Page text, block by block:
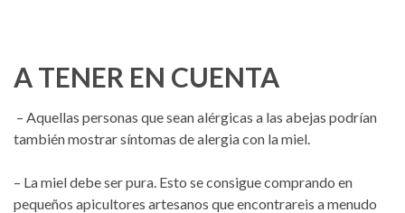
A TENER EN CUENTA
– Aquellas personas que sean alérgicas a las abejas podrían
también mostrar síntomas de alergia con la miel.
– La miel debe ser pura. Esto se consigue comprando en
pequeños apicultores artesanos que encontrareis a menudo